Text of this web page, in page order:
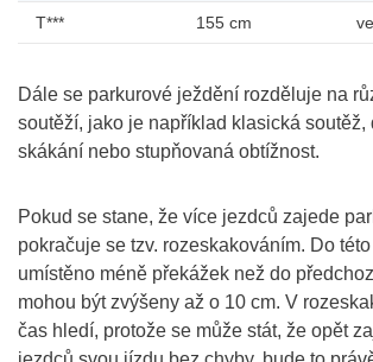
T*** 155 cm
Dále se parkurové ježdění rozděluje na
soutěží, jako je například klasická soutěž,
skákání nebo stupňovaná obtížnost.
Pokud se stane, že více jezdců zajede
pokračuje se tzv. rozeskakováním. Do
umístěno méně překážek než do
mohou být zvýšeny až o 10 cm. V
čas hledí, protože se může stát, že opět